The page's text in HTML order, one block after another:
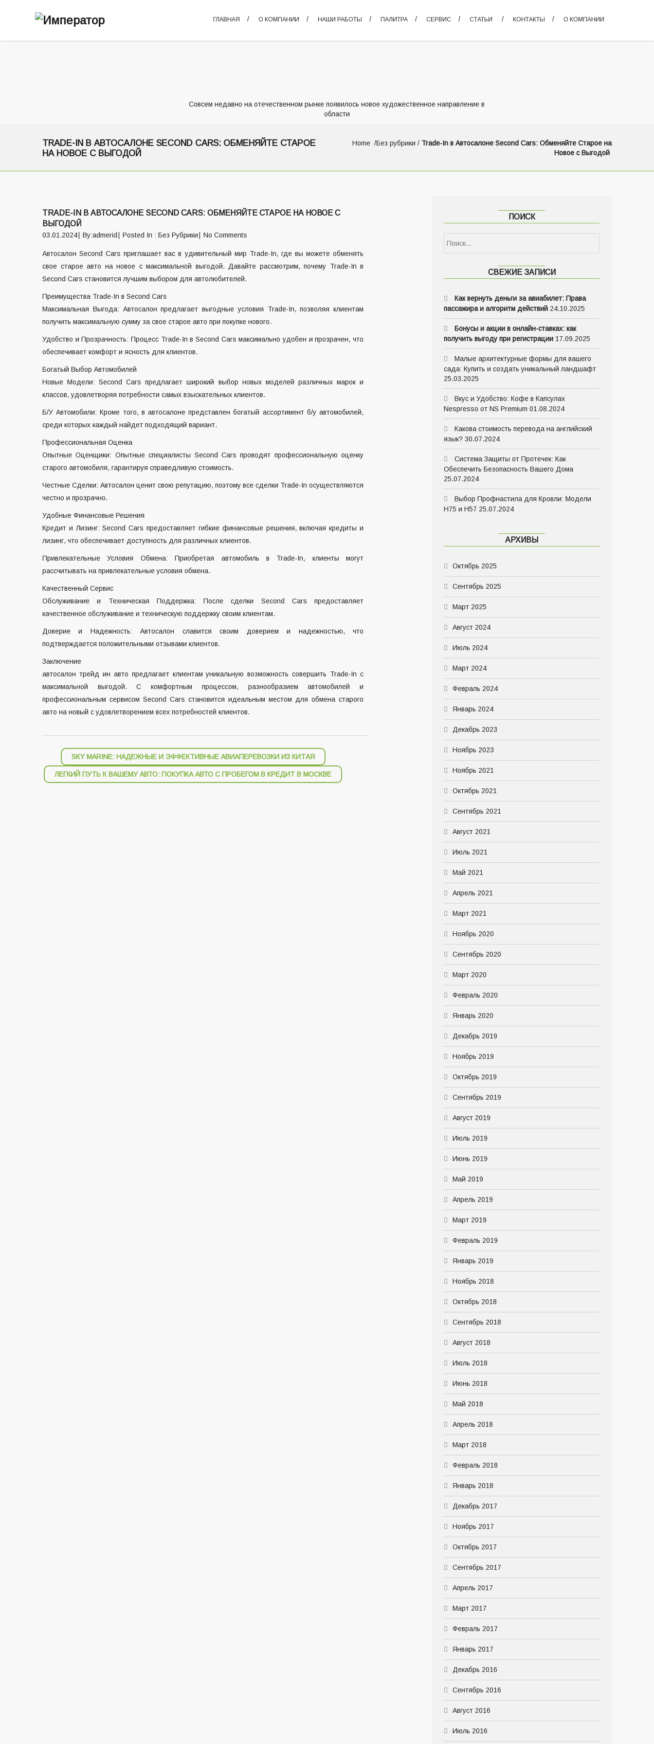
ГЛАВНАЯ О КОМПАНИИ НАШИ РАБОТЫ ПАЛИТРА СЕРВИС СТАТЬИ КОНТАКТЫ О КОМПАНИИ
Совсем недавно на отечественном рынке появилось новое художественное направление в
области
TRADE-IN В АВТОСАЛОНЕ SECOND CARS: ОБМЕНЯЙТЕ СТАРОЕ
НА НОВОЕ С ВЫГОДОЙ
Home Без рубрики / Trade-In в Автосалоне Second Cars: Обменяйте Старое на
Новое с Выгодой
TRADE-IN В АВТОСАЛОНЕ SECOND CARS: ОБМЕНЯЙТЕ СТАРОЕ НА НОВОЕ С
ВЫГОДОЙ
03.01.2024 By:admerid Posted In : Без Рубрики No Comments
Автосалон Second Cars приглашает вас в удивительный мир Trade-In, где вы можете обменять
свое старое авто на новое с максимальной выгодой. Давайте рассмотрим, почему Trade-In в
Second Cars становится лучшим выбором для автолюбителей.
Преимущества Trade-In в Second Cars
Максимальная Выгода: Автосалон предлагает выгодные условия Trade-In, позволяя клиентам
получить максимальную сумму за свое старое авто при покупке нового.
Удобство и Прозрачность: Процесс Trade-In в Second Cars максимально удобен и прозрачен, что
обеспечивает комфорт и ясность для клиентов.
Богатый Выбор Автомобилей
Новые Модели: Second Cars предлагает широкий выбор новых моделей различных марок и
классов, удовлетворяя потребности самых взыскательных клиентов.
Б/У Автомобили: Кроме того, в автосалоне представлен богатый ассортимент б/у автомобилей,
среди которых каждый найдет подходящий вариант.
Профессиональная Оценка
Опытные Оценщики: Опытные специалисты Second Cars проводят профессиональную оценку
старого автомобиля, гарантируя справедливую стоимость.
Честные Сделки: Автосалон ценит свою репутацию, поэтому все сделки Trade-In осуществляются
честно и прозрачно.
Удобные Финансовые Решения
Кредит и Лизинг: Second Cars предоставляет гибкие финансовые решения, включая кредиты и
лизинг, что обеспечивает доступность для различных клиентов.
Привлекательные Условия Обмена: Приобретая автомобиль в Trade-In, клиенты могут
рассчитывать на привлекательные условия обмена.
Качественный Сервис
Обслуживание и Техническая Поддержка: После сделки Second Cars предоставляет
качественное обслуживание и техническую поддержку своим клиентам.
Доверие и Надежность: Автосалон славится своим доверием и надежностью, что
подтверждается положительными отзывами клиентов.
Заключение
автосалон трейд ин авто предлагает клиентам уникальную возможность совершить Trade-In с
максимальной выгодой. С комфортным процессом, разнообразием автомобилей и
профессиональным сервисом Second Cars становится идеальным местом для обмена старого
авто на новый с удовлетворением всех потребностей клиентов.
Навигация
по
записям
SKY MARINE: НАДЕЖНЫЕ И ЭФФЕКТИВНЫЕ АВИАПЕРЕВОЗКИ ИЗ КИТАЯ
ЛЕГКИЙ ПУТЬ К ВАШЕМУ АВТО: ПОКУПКА АВТО С ПРОБЕГОМ В КРЕДИТ В МОСКВЕ
ПОИСК
СВЕЖИЕ ЗАПИСИ
Как вернуть деньги за авиабилет: Права
пассажира и алгоритм действий 24.10.2025
Бонусы и акции в онлайн-ставках: как
получить выгоду при регистрации 17.09.2025
Малые архитектурные формы для вашего
сада: Купить и создать уникальный ландшафт
25.03.2025
Вкус и Удобство: Кофе в Капсулах
Nespresso от NS Premium 01.08.2024
Какова стоимость перевода на английский
язык? 30.07.2024
Система Защиты от Протечек: Как
Обеспечить Безопасность Вашего Дома
25.07.2024
Выбор Профнастила для Кровли: Модели
Н75 и Н57 25.07.2024
АРХИВЫ
Октябрь 2025
Сентябрь 2025
Март 2025
Август 2024
Июль 2024
Март 2024
Февраль 2024
Январь 2024
Декабрь 2023
Ноябрь 2023
Ноябрь 2021
Октябрь 2021
Сентябрь 2021
Август 2021
Июль 2021
Май 2021
Апрель 2021
Март 2021
Ноябрь 2020
Сентябрь 2020
Март 2020
Февраль 2020
Январь 2020
Декабрь 2019
Ноябрь 2019
Октябрь 2019
Сентябрь 2019
Август 2019
Июль 2019
Июнь 2019
Май 2019
Апрель 2019
Март 2019
Февраль 2019
Январь 2019
Ноябрь 2018
Октябрь 2018
Сентябрь 2018
Август 2018
Июль 2018
Июнь 2018
Май 2018
Апрель 2018
Март 2018
Февраль 2018
Январь 2018
Декабрь 2017
Ноябрь 2017
Октябрь 2017
Сентябрь 2017
Апрель 2017
Март 2017
Февраль 2017
Январь 2017
Декабрь 2016
Сентябрь 2016
Август 2016
Июль 2016